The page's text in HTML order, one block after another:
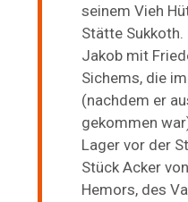
seinem Vieh
Stätte Sukkoth.
Jakob mit
Sichems, die
(nachdem er
gekommen
Lager vor der
Stück Acker
Hemors, des